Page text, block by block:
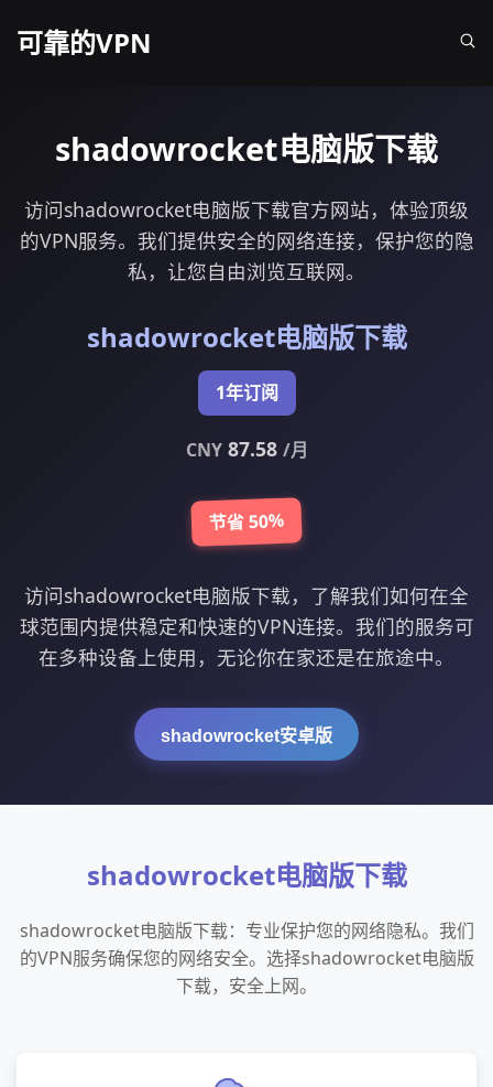
可靠的VPN
shadowrocket电脑版下载
访问shadowrocket电脑版下载官方网站，体验顶级
的VPN服务。我们提供安全的网络连接，保护您的隐
私，让您自由浏览互联网。
shadowrocket电脑版下载
1年订阅
CNY87.58 /月
节省 50%
访问shadowrocket电脑版下载，了解我们如何在全
球范围内提供稳定和快速的VPN连接。我们的服务可
在多种设备上使用，无论你在家还是在旅途中。
shadowrocket安卓版
shadowrocket电脑版下载
shadowrocket电脑版下载：专业保护您的网络隐私。我们
的VPN服务确保您的网络安全。选择shadowrocket电脑版
下载，安全上网。